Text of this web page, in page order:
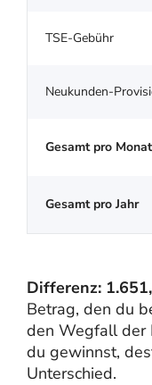
TSE-Gebühr
Neukunden-
Gesamt pro Monat
Gesamt pro Jahr
Differenz:
Betrag, den du
den Wegfall der
du gewinnst,
Unterschied.